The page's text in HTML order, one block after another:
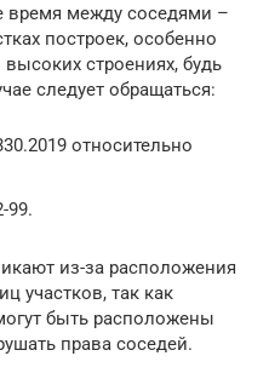
время между соседями –
построек, особенно
строениях, будь
следует обращаться:
относительно
99.
из-за расположения
участков, так как
быть расположены
права соседей.